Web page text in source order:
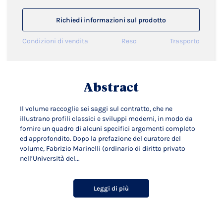
Richiedi informazioni sul prodotto
Condizioni di vendita Reso Trasporto
Abstract
Il volume raccoglie sei saggi sul contratto, che ne
illustrano profili classici e sviluppi moderni, in modo da
fornire un quadro di alcuni specifici argomenti completo
ed approfondito. Dopo la prefazione del curatore del
volume, Fabrizio Marinelli (ordinario di diritto privato
nell’Università del...
Leggi di più